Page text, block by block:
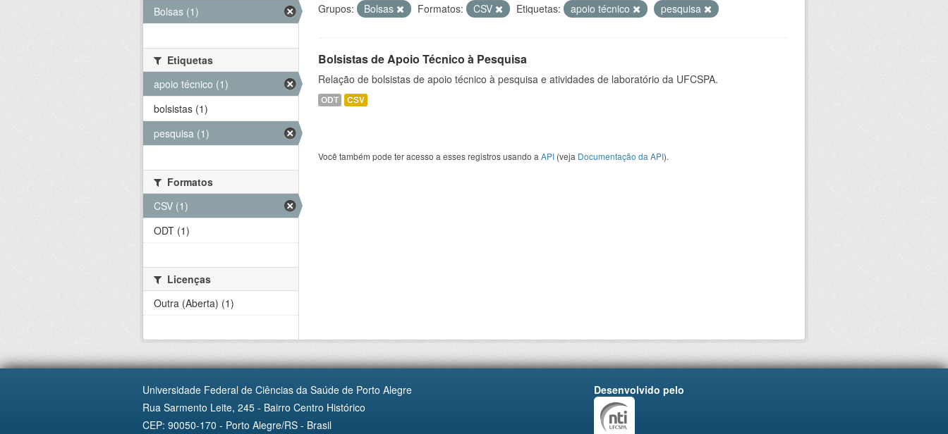
Grupos: Bolsas Formatos: CSV Etiquetas: apoio técnico pesquisa
Bolsistas de Apoio Técnico à Pesquisa
Relação de bolsistas de apoio técnico à pesquisa e atividades de laboratório da UFCSPA.
ODT CSV
Você também pode ter acesso a esses registros usando a API (veja Documentação da API).
Bolsas (1)
Etiquetas
apoio técnico (1)
bolsistas (1)
pesquisa (1)
Formatos
CSV (1)
ODT (1)
Licenças
Outra (Aberta) (1)
Universidade Federal de Ciências da Saúde de Porto Alegre
Rua Sarmento Leite, 245 - Bairro Centro Histórico
CEP: 90050-170 - Porto Alegre/RS - Brasil
Desenvolvido pelo